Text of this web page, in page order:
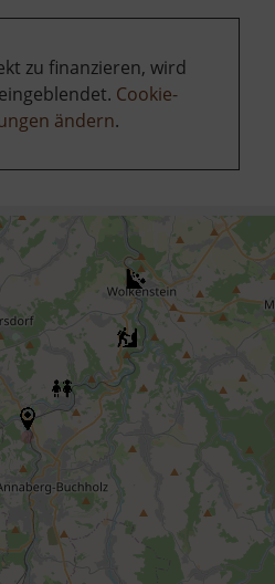
zu finanzieren, wird
Cookie-
ändern.